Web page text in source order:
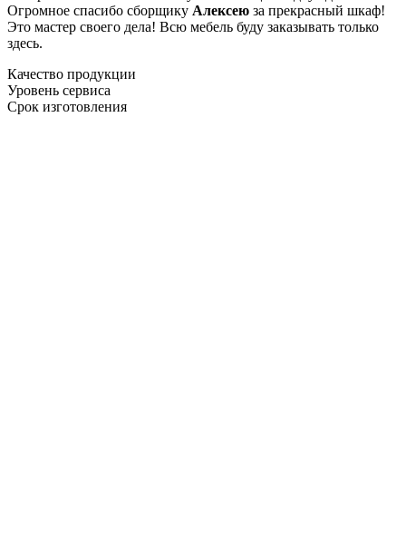
Огромное спасибо сборщику Алексею за прекрасный шкаф!
Это мастер своего дела! Всю мебель буду заказывать только
здесь.
Качество продукции
Уровень сервиса
Срок изготовления